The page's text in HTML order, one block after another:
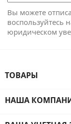
Вы можете
юридическом
ТОВАРЫ
НАША